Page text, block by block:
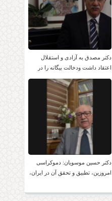
دکتر مصدق به آزادی و استقلال
اعتقاد داشت ودخالت بیگانه را در
امور داخلی بر نمی تابید.
دکتر حسین موسویان: دموکراسی
امروزین، تطبیق و تحقق آن در ایران،